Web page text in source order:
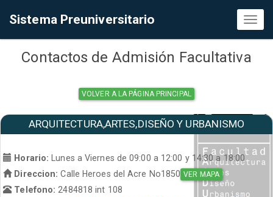
Sistema Preuniversitario
Contactos de Admisión Facultativa
VOLVER A LA PÁGINA PRINCIPAL
ARQUITECTURA,ARTES,DISEÑO Y URBANISMO
Horario:
Lunes a Viernes de 09:00 a 12:00 y 14:30 a 18:00
Direccion: Calle Heroes del Acre No1850 VER MAPA
Telefono: 2484818 int 108